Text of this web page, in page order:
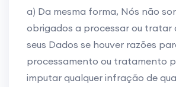
a) Da mesma forma, Nós não
obrigados a processar ou tratar
seus Dados se houver razões
processamento ou tratamento
imputar qualquer infração de